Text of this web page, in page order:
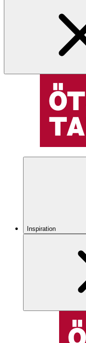
Inspiration